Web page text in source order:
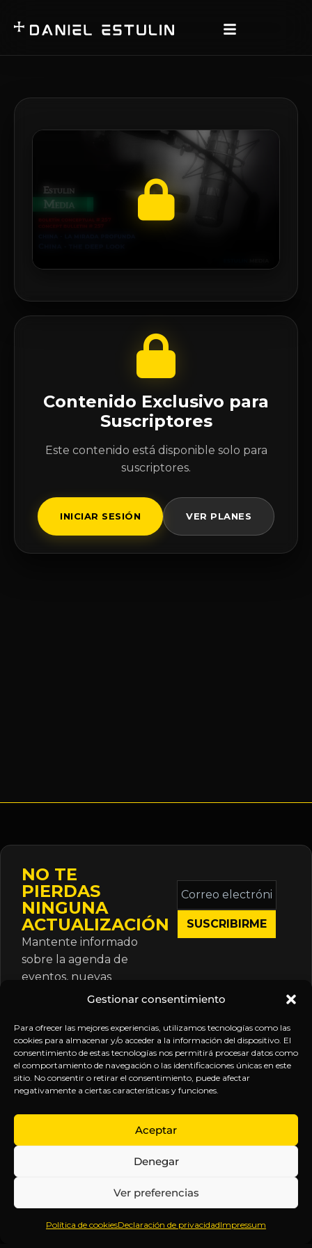
Gestionar consentimiento
Para ofrecer las mejores experiencias, utilizamos tecnologías como las
cookies para almacenar y/o acceder a la información del dispositivo. El
consentimiento de estas tecnologías nos permitirá procesar datos como
el comportamiento de navegación o las identificaciones únicas en este
sitio. No consentir o retirar el consentimiento, puede afectar
negativamente a ciertas características y funciones.
Aceptar
Denegar
Ver preferencias
Política de cookiesDeclaración de privacidadImpressum
Contenido Exclusivo para
Suscriptores
Este contenido está disponible solo para
suscriptores.
INICIAR SESIÓN VER PLANES
NO TE
PIERDAS
NINGUNA
ACTUALIZACIÓN
Mantente informado
sobre la agenda de
eventos, nuevas
publicaciones y
suscripción.
Correo
electrónico
*
Inteligencia
Anticipándonos
EXPLORA
Inicio
Sobre
Contenido
Webinars
LEGAL
Política
de
Términos y
Aviso
SÍGUENOS